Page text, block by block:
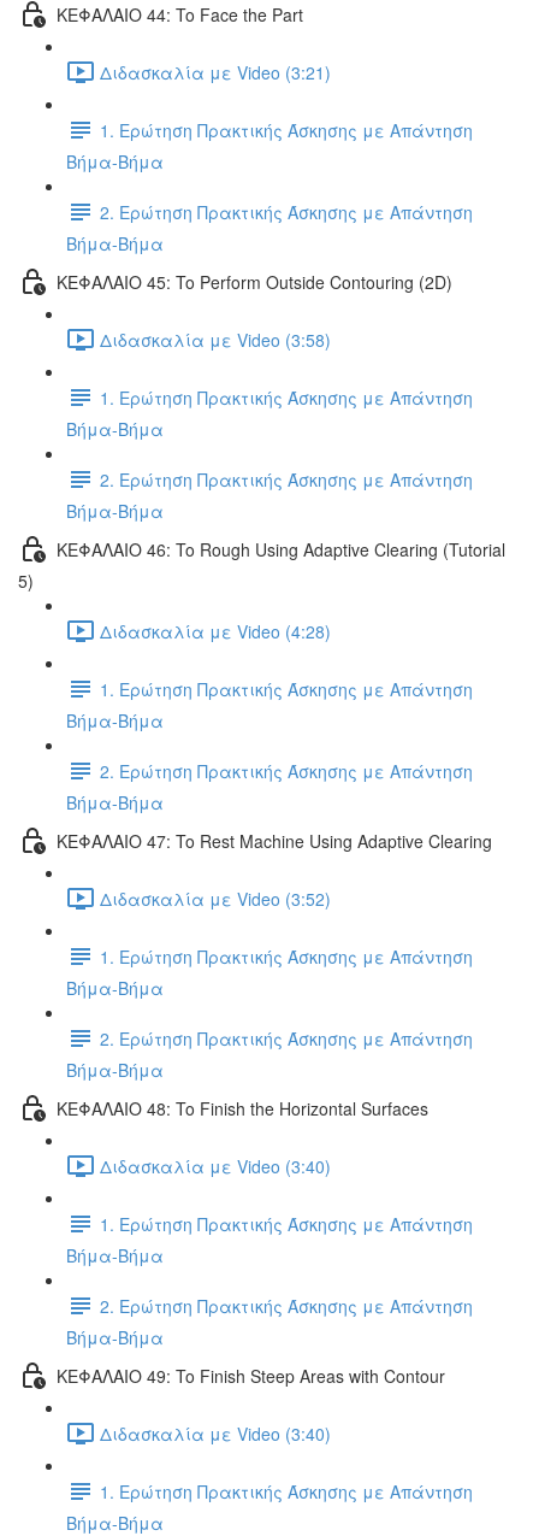
ΚΕΦΑΛΑΙΟ 44: To Face the Part
Διδασκαλία με Video (3:21)
1. Ερώτηση Πρακτικής Άσκησης με Απάντηση
Βήμα-Βήμα
2. Ερώτηση Πρακτικής Άσκησης με Απάντηση
Βήμα-Βήμα
ΚΕΦΑΛΑΙΟ 45: To Perform Outside Contouring (2D)
Διδασκαλία με Video (3:58)
1. Ερώτηση Πρακτικής Άσκησης με Απάντηση
Βήμα-Βήμα
2. Ερώτηση Πρακτικής Άσκησης με Απάντηση
Βήμα-Βήμα
ΚΕΦΑΛΑΙΟ 46: To Rough Using Adaptive Clearing (Tutorial
5)
Διδασκαλία με Video (4:28)
1. Ερώτηση Πρακτικής Άσκησης με Απάντηση
Βήμα-Βήμα
2. Ερώτηση Πρακτικής Άσκησης με Απάντηση
Βήμα-Βήμα
ΚΕΦΑΛΑΙΟ 47: To Rest Machine Using Adaptive Clearing
Διδασκαλία με Video (3:52)
1. Ερώτηση Πρακτικής Άσκησης με Απάντηση
Βήμα-Βήμα
2. Ερώτηση Πρακτικής Άσκησης με Απάντηση
Βήμα-Βήμα
ΚΕΦΑΛΑΙΟ 48: To Finish the Horizontal Surfaces
Διδασκαλία με Video (3:40)
1. Ερώτηση Πρακτικής Άσκησης με Απάντηση
Βήμα-Βήμα
2. Ερώτηση Πρακτικής Άσκησης με Απάντηση
Βήμα-Βήμα
ΚΕΦΑΛΑΙΟ 49: To Finish Steep Areas with Contour
Διδασκαλία με Video (3:40)
1. Ερώτηση Πρακτικής Άσκησης με Απάντηση
Βήμα-Βήμα